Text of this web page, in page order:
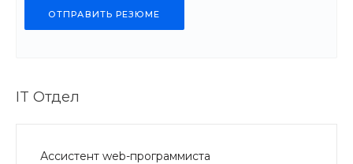
ОТПРАВИТЬ РЕЗЮМЕ
IT Отдел
Ассистент web-программиста